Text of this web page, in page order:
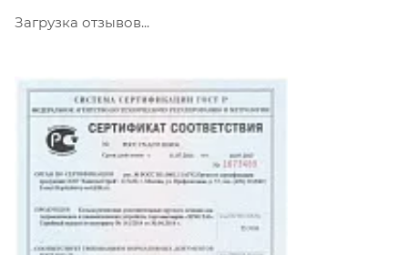
Загрузка отзывов...